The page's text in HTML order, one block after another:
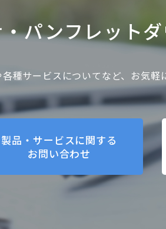
パンフレット
種サービスについてなど、お気軽
製品・サービスに関する
お問い合わせ